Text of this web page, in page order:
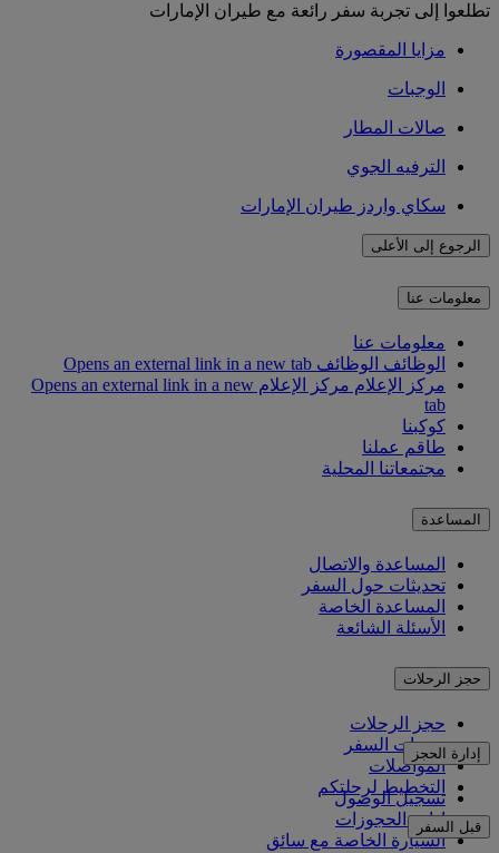
تطلعوا إلى تجربة سفر رائعة مع طيران الإمارات
مزايا المقصورة
الوجبات
صالات المطار
الترفيه الجوي
سكاي واردز طيران الإمارات
الرجوع إلى الأعلى
معلومات عنا
معلومات عنا
الوظائف الوظائف Opens an external link in a new tab
مركز الإعلام
مركز الإعلام Opens an external link in a new
tab
كوكبنا
طاقم عملنا
مجتمعاتنا المحلية
المساعدة
المساعدة والاتصال
تحديثات حول السفر
المساعدة الخاصة
الأسئلة الشائعة
حجز الرحلات
حجز الرحلات
خدمات السفر
المواصلات
التخطيط لرحلتكم
إدارة الحجز
تسجيل الوصول
إدارة الحجوزات
السيارة الخاصة مع سائق
قبل السفر